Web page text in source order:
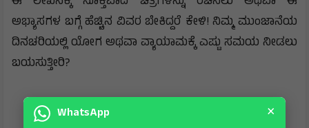
ಅಭ್ಯಾಸಗಳ ಬಗ್ಗೆ ಹೆಚ್ಚಿನ ವಿವರ ಬೇಕಿದ್ದರೆ ಕೇಳಿ! ನಿಮ್ಮ ಮುಂಜಾನೆಯ
ದಿನಚರಿಯಲ್ಲಿ ಯೋಗ ಅಥವಾ ವ್ಯಾಯಾಮಕ್ಕೆ ಎಷ್ಟು ಸಮಯ ನೀಡಲು
ಬಯಸುತ್ತೀರಿ?
WhatsApp ×